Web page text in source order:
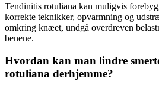
Tendinitis rotuliana kan muligvis
korrekte teknikker, opvarmning og
omkring knæet, undgå overdreven
benene.
Hvordan kan man lindre
rotuliana derhjemme?